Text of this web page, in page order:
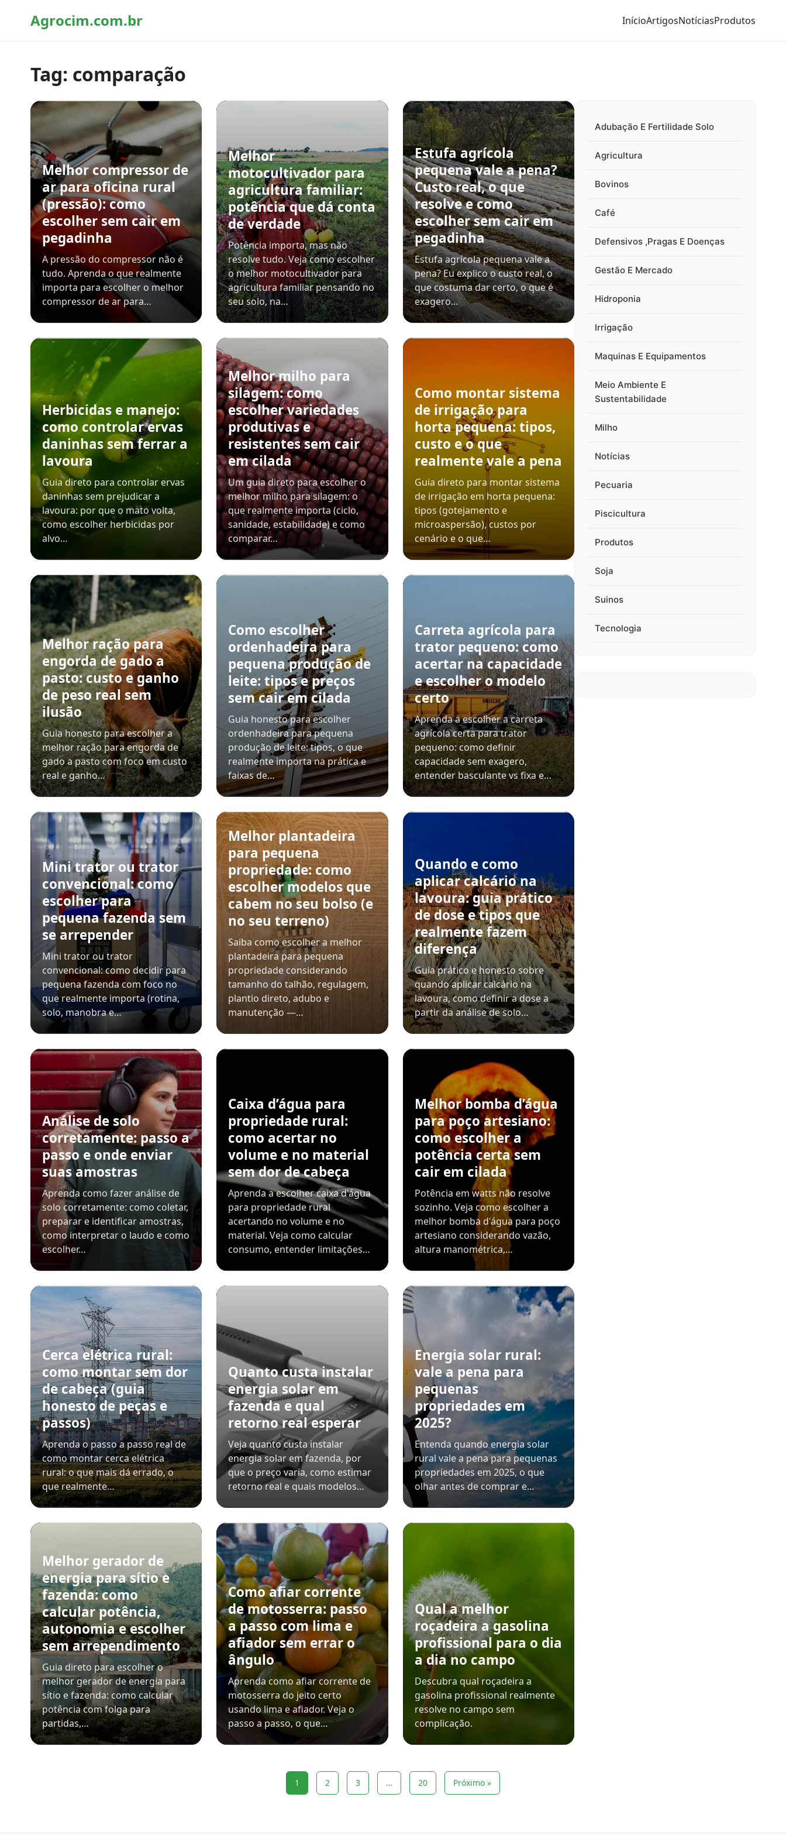
Agrocim.com.br InícioArtigosNotíciasProdutos
Tag: comparação
Melhor compressor de
ar para oficina rural
(pressão): como
escolher sem cair em
pegadinha
A pressão do compressor não é
tudo. Aprenda o que realmente
importa para escolher o melhor
compressor de ar para…
Melhor
motocultivador para
agricultura familiar:
potência que dá conta
de verdade
Potência importa, mas não
resolve tudo. Veja como escolher
o melhor motocultivador para
agricultura familiar pensando no
seu solo, na…
Estufa agrícola
pequena vale a pena?
Custo real, o que
resolve e como
escolher sem cair em
pegadinha
Estufa agrícola pequena vale a
pena? Eu explico o custo real, o
que costuma dar certo, o que é
exagero…
Herbicidas e manejo:
como controlar ervas
daninhas sem ferrar a
lavoura
Guia direto para controlar ervas
daninhas sem prejudicar a
lavoura: por que o mato volta,
como escolher herbicidas por
alvo…
Melhor milho para
silagem: como
escolher variedades
produtivas e
resistentes sem cair
em cilada
Um guia direto para escolher o
melhor milho para silagem: o
que realmente importa (ciclo,
sanidade, estabilidade) e como
comparar…
Como montar sistema
de irrigação para
horta pequena: tipos,
custo e o que
realmente vale a pena
Guia direto para montar sistema
de irrigação em horta pequena:
tipos (gotejamento e
microaspersão), custos por
cenário e o que…
Melhor ração para
engorda de gado a
pasto: custo e ganho
de peso real sem
ilusão
Guia honesto para escolher a
melhor ração para engorda de
gado a pasto com foco em custo
real e ganho…
Como escolher
ordenhadeira para
pequena produção de
leite: tipos e preços
sem cair em cilada
Guia honesto para escolher
ordenhadeira para pequena
produção de leite: tipos, o que
realmente importa na prática e
faixas de…
Carreta agrícola para
trator pequeno: como
acertar na capacidade
e escolher o modelo
certo
Aprenda a escolher a carreta
agrícola certa para trator
pequeno: como definir
capacidade sem exagero,
entender basculante vs fixa e…
Mini trator ou trator
convencional: como
escolher para
pequena fazenda sem
se arrepender
Mini trator ou trator
convencional: como decidir para
pequena fazenda com foco no
que realmente importa (rotina,
solo, manobra e…
Melhor plantadeira
para pequena
propriedade: como
escolher modelos que
cabem no seu bolso (e
no seu terreno)
Saiba como escolher a melhor
plantadeira para pequena
propriedade considerando
tamanho do talhão, regulagem,
plantio direto, adubo e
manutenção —…
Quando e como
aplicar calcário na
lavoura: guia prático
de dose e tipos que
realmente fazem
diferença
Guia prático e honesto sobre
quando aplicar calcário na
lavoura, como definir a dose a
partir da análise de solo…
Análise de solo
corretamente: passo a
passo e onde enviar
suas amostras
Aprenda como fazer análise de
solo corretamente: como coletar,
preparar e identificar amostras,
como interpretar o laudo e como
escolher…
Caixa d’água para
propriedade rural:
como acertar no
volume e no material
sem dor de cabeça
Aprenda a escolher caixa d'água
para propriedade rural
acertando no volume e no
material. Veja como calcular
consumo, entender limitações…
Melhor bomba d’água
para poço artesiano:
como escolher a
potência certa sem
cair em cilada
Potência em watts não resolve
sozinho. Veja como escolher a
melhor bomba d'água para poço
artesiano considerando vazão,
altura manométrica,…
Cerca elétrica rural:
como montar sem dor
de cabeça (guia
honesto de peças e
passos)
Aprenda o passo a passo real de
como montar cerca elétrica
rural: o que mais dá errado, o
que realmente…
Quanto custa instalar
energia solar em
fazenda e qual
retorno real esperar
Veja quanto custa instalar
energia solar em fazenda, por
que o preço varia, como estimar
retorno real e quais modelos…
Energia solar rural:
vale a pena para
pequenas
propriedades em
2025?
Entenda quando energia solar
rural vale a pena para pequenas
propriedades em 2025, o que
olhar antes de comprar e…
Melhor gerador de
energia para sítio e
fazenda: como
calcular potência,
autonomia e escolher
sem arrependimento
Guia direto para escolher o
melhor gerador de energia para
sítio e fazenda: como calcular
potência com folga para
partidas,…
Como afiar corrente
de motosserra: passo
a passo com lima e
afiador sem errar o
ângulo
Aprenda como afiar corrente de
motosserra do jeito certo
usando lima e afiador. Veja o
passo a passo, o que…
Qual a melhor
roçadeira a gasolina
profissional para o dia
a dia no campo
Descubra qual roçadeira a
gasolina profissional realmente
resolve no campo sem
complicação.
Adubação E Fertilidade Solo
Agricultura
Bovinos
Café
Defensivos ,Pragas E Doenças
Gestão E Mercado
Hidroponia
Irrigação
Maquinas E Equipamentos
Meio Ambiente E
Sustentabilidade
Milho
Notícias
Pecuaria
Piscicultura
Produtos
Soja
Suinos
Tecnologia
1 2 3 … 20 Próximo »